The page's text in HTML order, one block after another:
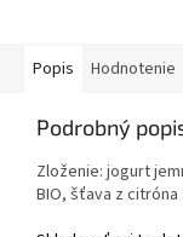
Popis Hodnotenie
Podrobný
Zloženie: jogurt
BIO, šťava z